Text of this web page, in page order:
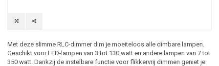
Met deze slimme RLC-dimmer dim je moeiteloos alle dimbare lampen.
Geschikt voor LED-lampen van 3 tot 130 watt en andere lampen van 7 tot
350 watt. Dankzij de instelbare functie voor flikkervrij dimmen geniet je